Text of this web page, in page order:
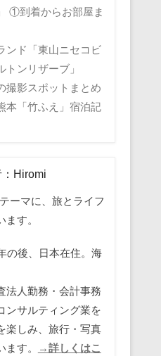
①到着からお部屋ま
ンド「東山ニセコビ
ンリザーブ」
撮影スポットまとめ
本「竹ふえ」宿泊記
Hiromi
ーマに、旅とライフ
す。
の後、日本在住。海
法人勤務・会計事務
ンサルティング業を
楽しみ、旅行・写真
す。
→詳しくはこ